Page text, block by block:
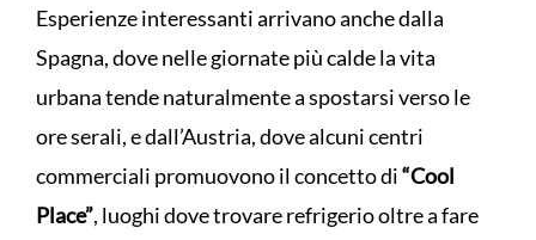
Esperienze interessanti arrivano anche dalla
Spagna, dove nelle giornate più calde la vita
urbana tende naturalmente a spostarsi verso le
ore serali, e dall’Austria, dove alcuni centri
commerciali promuovono il concetto di“Cool
Place”, luoghi dove trovare refrigerio oltre a fare